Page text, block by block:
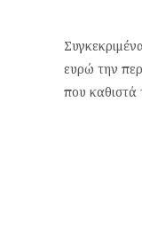
ευρώ την
που καθιστά